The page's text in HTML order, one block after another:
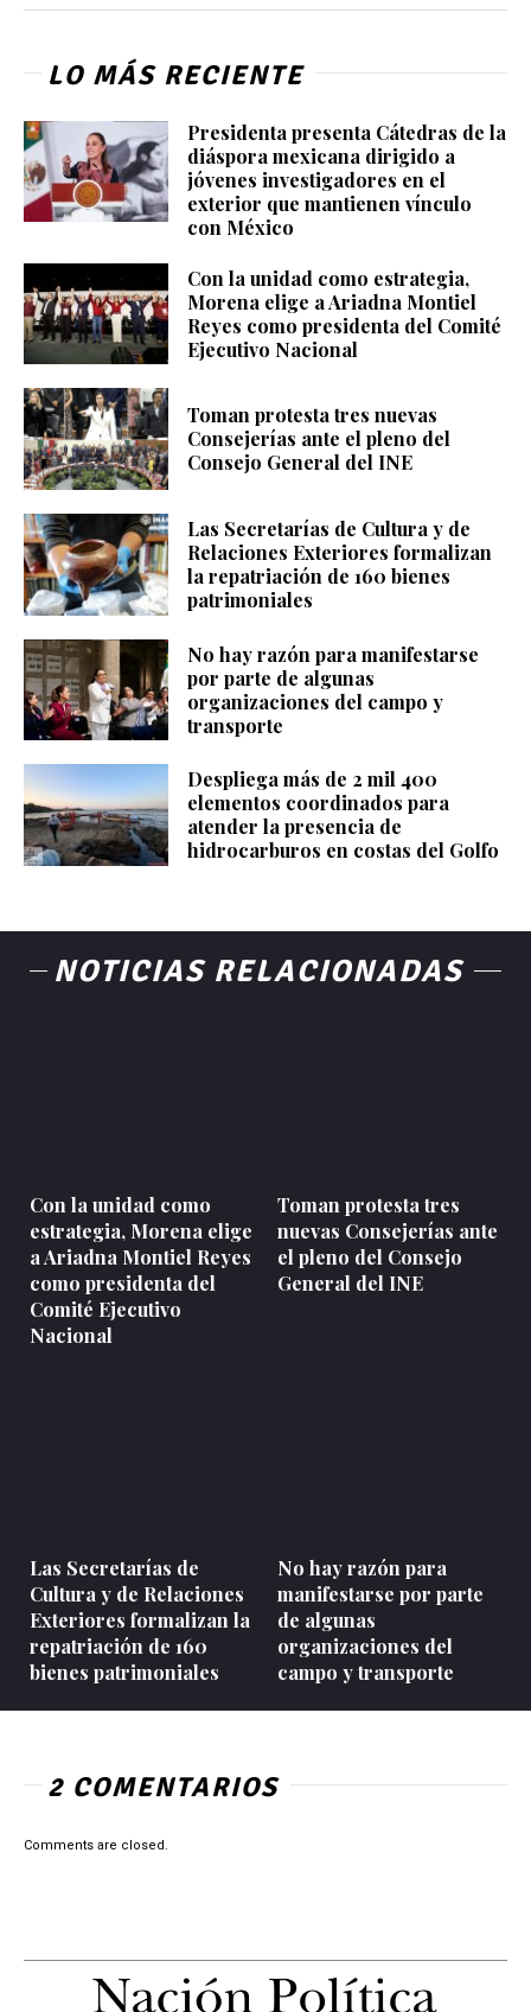
LO MÁS RECIENTE
Presidenta presenta Cátedras de la
diáspora mexicana dirigido a
jóvenes investigadores en el
exterior que mantienen vínculo
con México
Con la unidad como estrategia,
Morena elige a Ariadna Montiel
Reyes como presidenta del Comité
Ejecutivo Nacional
Toman protesta tres nuevas
Consejerías ante el pleno del
Consejo General del INE
Las Secretarías de Cultura y de
Relaciones Exteriores formalizan
la repatriación de 160 bienes
patrimoniales
No hay razón para manifestarse
por parte de algunas
organizaciones del campo y
transporte
Despliega más de 2 mil 400
elementos coordinados para
atender la presencia de
hidrocarburos en costas del Golfo
NOTICIAS RELACIONADAS
Con la unidad como
estrategia, Morena elige
a Ariadna Montiel Reyes
como presidenta del
Comité Ejecutivo
Nacional
Toman protesta tres
nuevas Consejerías ante
el pleno del Consejo
General del INE
Las Secretarías de
Cultura y de Relaciones
Exteriores formalizan la
repatriación de 160
bienes patrimoniales
No hay razón para
manifestarse por parte
de algunas
organizaciones del
campo y transporte
2 COMENTARIOS
Comments are closed.